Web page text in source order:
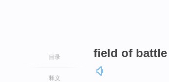
目录
释义
field of battle